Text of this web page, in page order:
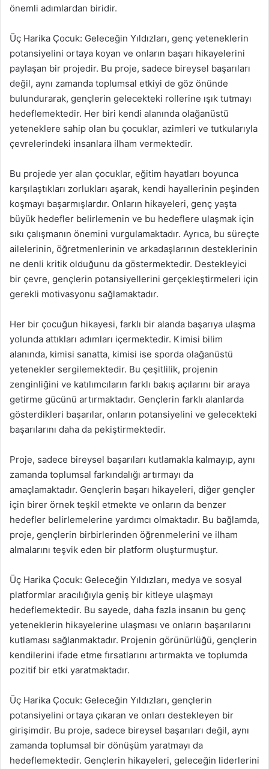
önemli adımlardan biridir.
Üç Harika Çocuk: Geleceğin Yıldızları, genç yeteneklerin
potansiyelini ortaya koyan ve onların başarı hikayelerini
paylaşan bir projedir. Bu proje, sadece bireysel başarıları
değil, aynı zamanda toplumsal etkiyi de göz önünde
bulundurarak, gençlerin gelecekteki rollerine ışık tutmayı
hedeflemektedir. Her biri kendi alanında olağanüstü
yeteneklere sahip olan bu çocuklar, azimleri ve tutkularıyla
çevrelerindeki insanlara ilham vermektedir.
Bu projede yer alan çocuklar, eğitim hayatları boyunca
karşılaştıkları zorlukları aşarak, kendi hayallerinin peşinden
koşmayı başarmışlardır. Onların hikayeleri, genç yaşta
büyük hedefler belirlemenin ve bu hedeflere ulaşmak için
sıkı çalışmanın önemini vurgulamaktadır. Ayrıca, bu süreçte
ailelerinin, öğretmenlerinin ve arkadaşlarının desteklerinin
ne denli kritik olduğunu da göstermektedir. Destekleyici
bir çevre, gençlerin potansiyellerini gerçekleştirmeleri için
gerekli motivasyonu sağlamaktadır.
Her bir çocuğun hikayesi, farklı bir alanda başarıya ulaşma
yolunda attıkları adımları içermektedir. Kimisi bilim
alanında, kimisi sanatta, kimisi ise sporda olağanüstü
yetenekler sergilemektedir. Bu çeşitlilik, projenin
zenginliğini ve katılımcıların farklı bakış açılarını bir araya
getirme gücünü artırmaktadır. Gençlerin farklı alanlarda
gösterdikleri başarılar, onların potansiyelini ve gelecekteki
başarılarını daha da pekiştirmektedir.
Proje, sadece bireysel başarıları kutlamakla kalmayıp, aynı
zamanda toplumsal farkındalığı artırmayı da
amaçlamaktadır. Gençlerin başarı hikayeleri, diğer gençler
için birer örnek teşkil etmekte ve onların da benzer
hedefler belirlemelerine yardımcı olmaktadır. Bu bağlamda,
proje, gençlerin birbirlerinden öğrenmelerini ve ilham
almalarını teşvik eden bir platform oluşturmuştur.
Üç Harika Çocuk: Geleceğin Yıldızları, medya ve sosyal
platformlar aracılığıyla geniş bir kitleye ulaşmayı
hedeflemektedir. Bu sayede, daha fazla insanın bu genç
yeteneklerin hikayelerine ulaşması ve onların başarılarını
kutlaması sağlanmaktadır. Projenin görünürlüğü, gençlerin
kendilerini ifade etme fırsatlarını artırmakta ve toplumda
pozitif bir etki yaratmaktadır.
Üç Harika Çocuk: Geleceğin Yıldızları, gençlerin
potansiyelini ortaya çıkaran ve onları destekleyen bir
girişimdir. Bu proje, sadece bireysel başarıları değil, aynı
zamanda toplumsal bir dönüşüm yaratmayı da
hedeflemektedir. Gençlerin hikayeleri, geleceğin liderlerini